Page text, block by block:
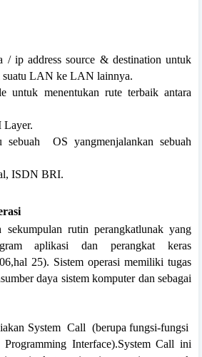
/ ip address source & destination untuk
suatu LAN ke LAN lainnya.
untuk menentukan rute terbaik antara
Layer.
sebuah
OS yangmenjalankan sebuah
ISDN BRI.
sekumpulan rutin perangkatlunak yang
aplikasi dan perangkat keras
25). Sistem operasi memiliki tugas
daya sistem komputer dan sebagai
System Call (berupa fungsi-fungsi
Interface).System Call ini